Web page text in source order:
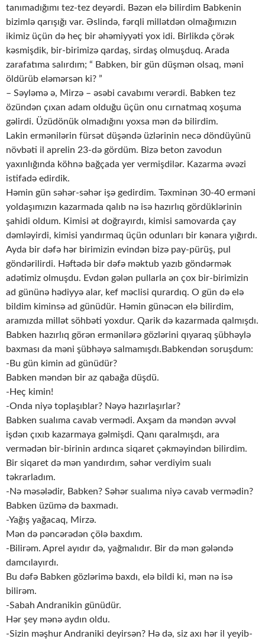
tanımadığımı tez-tez deyərdi. Bəzən elə bilirdim Babkenin
bizimlə qarışığı var. Əslində, fərqli millətdən olmağımızın
ikimiz üçün də heç bir əhəmiyyəti yox idi. Birlikdə çörək
kəsmişdik, bir-birimizə qardaş, sirdaş olmuşduq. Arada
zarafatıma salırdım; “ Babken, bir gün düşmən olsaq, məni
öldürüb eləmərsən ki? ”
– Səyləmə ə, Mirzə – əsəbi cavabımı verərdi. Babken tez
özündən çıxan adam olduğu üçün onu cırnatmaq xoşuma
gəlirdi. Üzüdönük olmadığını yoxsa mən də bilirdim.
Lakin ermənilərin fürsət düşəndə üzlərinin necə döndüyünü
növbəti il aprelin 23-də gördüm. Bizə beton zavodun
yaxınlığında köhnə bağçada yer vermişdilər. Kazarma əvəzi
istifadə edirdik.
Həmin gün səhər-səhər işə gedirdim. Təxminən 30-40 erməni
yoldaşımızın kazarmada qalıb nə isə hazırlıq gördüklərinin
şahidi oldum. Kimisi ət doğrayırdı, kimisi samovarda çay
dəmləyirdi, kimisi yandırmaq üçün odunları bir kənara yığırdı.
Ayda bir dəfə hər birimizin evindən bizə pay-pürüş, pul
göndərilirdi. Həftədə bir dəfə məktub yazıb göndərmək
adətimiz olmuşdu. Evdən gələn pullarla ən çox bir-birimizin
ad gününə hədiyyə alar, kef məclisi qurardıq. O gün də elə
bildim kiminsə ad günüdür. Həmin günəcən elə bilirdim,
aramızda millət söhbəti yoxdur. Qarik də kazarmada qalmışdı.
Babken hazırlıq görən ermənilərə gözlərini qıyaraq şübhəylə
baxması da məni şübhəyə salmamışdı.Babkendən soruşdum:
-Bu gün kimin ad günüdür?
Babken məndən bir az qabağa düşdü.
-Heç kimin!
-Onda niyə toplaşıblar? Nəyə hazırlaşırlar?
Babken sualıma cavab vermədi. Axşam da məndən əvvəl
işdən çıxıb kazarmaya gəlmişdi. Qanı qaralmışdı, ara
vermədən bir-birinin ardınca siqaret çəkməyindən bilirdim.
Bir siqaret də mən yandırdım, səhər verdiyim sualı
təkrarladım.
-Nə məsələdir, Babken? Səhər sualıma niyə cavab vermədin?
Babken üzümə də baxmadı.
-Yağış yağacaq, Mirzə.
Mən də pəncərədən çölə baxdım.
-Bilirəm. Aprel ayıdır də, yağmalıdır. Bir də mən gələndə
damcılayırdı.
Bu dəfə Babken gözlərimə baxdı, elə bildi ki, mən nə isə
bilirəm.
-Sabah Andranikin günüdür.
Hər şey mənə aydın oldu.
-Sizin məşhur Andraniki deyirsən? Hə də, siz axı hər il yeyib-